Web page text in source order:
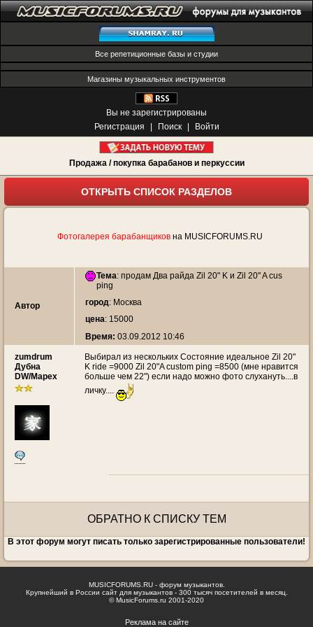
Все репетиционные базы и студии
Магазины музыкальных инструментов
Вы не зарегистрированы
Регистрация
Поиск Войти
Продажа / покупка барабанов и перкуссии
ОТКРЫТЬ СПИСОК РАЗДЕЛОВ
Фотогалерея барабанщиков на MUSICFORUMS.RU
Автор
Тема: продам Два райда Zil 20" K и Zil 20" A cus
ping
город: Москва
цена: 15000
Время: 03.09.2012 10:46
zumdrum
Дубна
DW/Mapex
Выбирал из нескольких Состояние идеальное Zil 20"
K ride =9000 Zil 20"A custom ping =8500 (мне нравится
больше чем 22") если надо можно фото слухануть....в
личку....
ОБРАТНО К СПИСКУ ТЕМ
В этот форум могут писать только зарегистрированные пользователи!
MUSICFORUMS.RU - форум музыкантов.
Крупнейший в России сайт для музыкантов - 300 тысяч посетителей в месяц.
© MusicForums.ru 2001-2020
Реклама на сайте